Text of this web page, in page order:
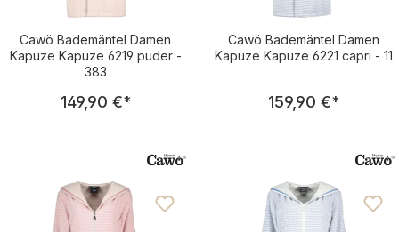
Cawö Bademäntel Damen
Kapuze Kapuze 6219 puder -
383
Regulärer Preis:
149,90 €*
Cawö Bademäntel Damen
Kapuze Kapuze 6221 capri - 11
Regulärer
159,90 €*